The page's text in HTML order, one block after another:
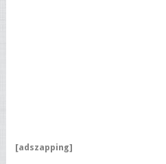
[adszapping]